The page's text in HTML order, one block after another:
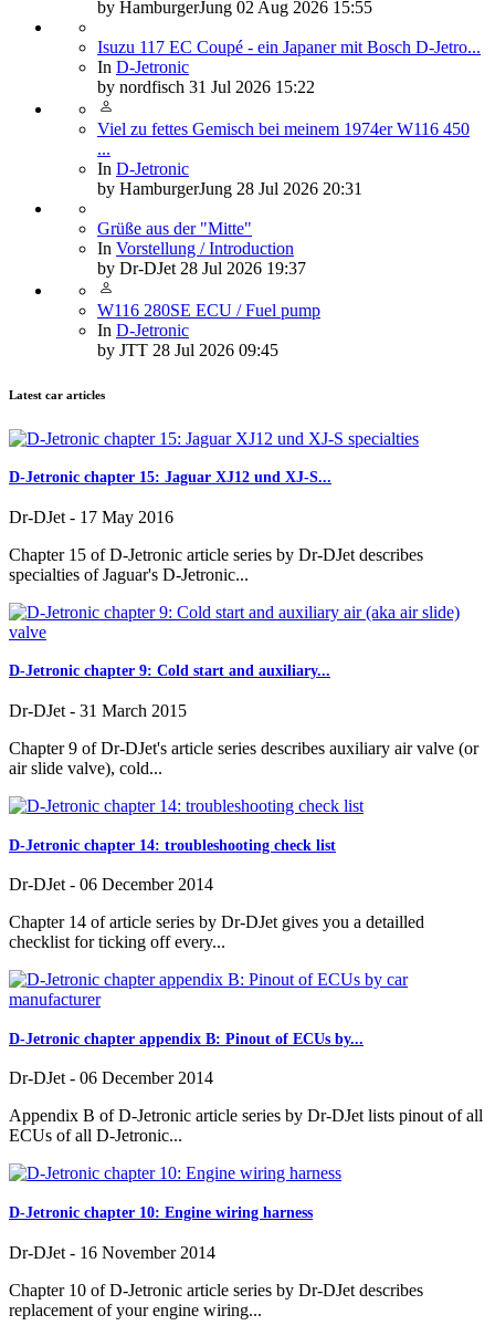
by HamburgerJung 02 Aug 2026 15:55
Isuzu 117 EC Coupé - ein Japaner mit Bosch D-Jetro...
In D-Jetronic
by nordfisch 31 Jul 2026 15:22
Viel zu fettes Gemisch bei meinem 1974er W116 450
...
In D-Jetronic
by HamburgerJung 28 Jul 2026 20:31
Grüße aus der "Mitte"
In Vorstellung / Introduction
by Dr-DJet 28 Jul 2026 19:37
W116 280SE ECU / Fuel pump
In D-Jetronic
by JTT 28 Jul 2026 09:45
Latest car articles
D-Jetronic chapter 15: Jaguar XJ12 und XJ-S...
Dr-DJet - 17 May 2016
Chapter 15 of D-Jetronic article series by Dr-DJet describes
specialties of Jaguar's D-Jetronic...
D-Jetronic chapter 9: Cold start and auxiliary...
Dr-DJet - 31 March 2015
Chapter 9 of Dr-DJet's article series describes auxiliary air valve (or
air slide valve), cold...
D-Jetronic chapter 14: troubleshooting check list
Dr-DJet - 06 December 2014
Chapter 14 of article series by Dr-DJet gives you a detailled
checklist for ticking off every...
D-Jetronic chapter appendix B: Pinout of ECUs by...
Dr-DJet- 06 December 2014
Appendix B of D-Jetronic article series by Dr-DJet lists pinout of all
ECUs of all D-Jetronic...
D-Jetronic chapter 10: Engine wiring harness
Dr-DJet - 16 November 2014
Chapter 10 of D-Jetronic article series by Dr-DJet describes
replacement of your engine wiring...